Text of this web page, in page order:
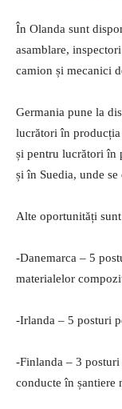
În Olanda sunt
asamblare,
camion și mecanici
Germania pune la
lucrători în producția
și pentru lucrători în
și în Suedia, unde
Alte oportunități
-Danemarca – 5
materialelor
-Irlanda – 5 posturi
-Finlanda – 3
conducte în șantiere